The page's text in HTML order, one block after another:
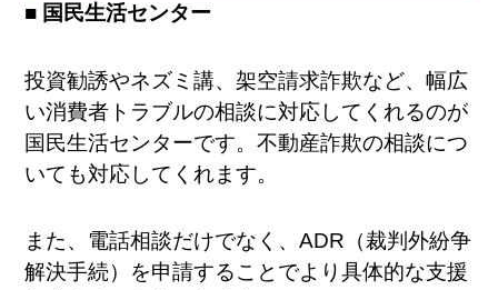
■ 国民生活センター
投資勧誘やネズミ講、架空請求詐欺など、幅広
い消費者トラブルの相談に対応してくれるのが
国民生活センターです。不動産詐欺の相談につ
いても対応してくれます。
また、電話相談だけでなく、ADR（裁判外紛争
解決手続）を申請することでより具体的な支援